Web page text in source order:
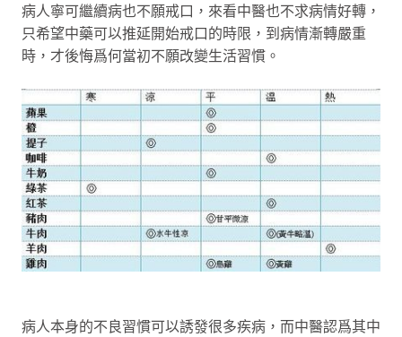
病人寧可繼續病也不願戒口，來看中醫也不求病情好轉，
只希望中藥可以推延開始戒口的時限，到病情漸轉嚴重
時，才後悔爲何當初不願改變生活習慣。
病人本身的不良習慣可以誘發很多疾病，而中醫認爲其中